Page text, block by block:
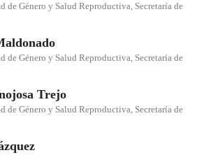
de Género y Salud Reproductiva, Secretaría de
de Género y Salud Reproductiva, Secretaría de
Trejo
de Género y Salud Reproductiva, Secretaría de